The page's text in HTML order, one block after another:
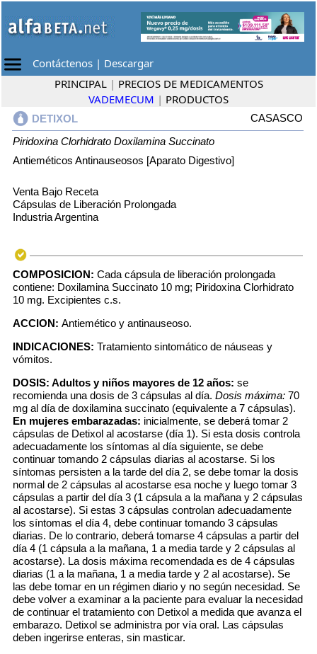
Contáctenos | Descargar
PRINCIPAL | PRECIOS DE MEDICAMENTOS
VADEMECUM | PRODUCTOS
DETIXOL
CASASCO
Piridoxina Clorhidrato Doxilamina Succinato
Antieméticos Antinauseosos [Aparato Digestivo]
Venta Bajo Receta
Cápsulas de Liberación Prolongada
Industria Argentina
COMPOSICION: Cada cápsula de liberación prolongada
contiene: Doxilamina Succinato 10 mg; Piridoxina Clorhidrato
10 mg. Excipientes c.s.
ACCION: Antiemético y antinauseoso.
INDICACIONES: Tratamiento sintomático de náuseas y
vómitos.
DOSIS: Adultos y niños mayores de 12 años: se
recomienda una dosis de 3 cápsulas al día. Dosis máxima: 70
mg al día de doxilamina succinato (equivalente a 7 cápsulas).
En mujeres embarazadas: inicialmente, se deberá tomar 2
cápsulas de Detixol al acostarse (día 1). Si esta dosis controla
adecuadamente los síntomas al día siguiente, se debe
continuar tomando 2 cápsulas diarias al acostarse. Si los
síntomas persisten a la tarde del día 2, se debe tomar la dosis
normal de 2 cápsulas al acostarse esa noche y luego tomar 3
cápsulas a partir del día 3 (1 cápsula a la mañana y 2 cápsulas
al acostarse). Si estas 3 cápsulas controlan adecuadamente
los síntomas el día 4, debe continuar tomando 3 cápsulas
diarias. De lo contrario, deberá tomarse 4 cápsulas a partir del
día 4 (1 cápsula a la mañana, 1 a media tarde y 2 cápsulas al
acostarse). La dosis máxima recomendada es de 4 cápsulas
diarias (1 a la mañana, 1 a media tarde y 2 al acostarse). Se
las debe tomar en un régimen diario y no según necesidad. Se
debe volver a examinar a la paciente para evaluar la necesidad
de continuar el tratamiento con Detixol a medida que avanza el
embarazo. Detixol se administra por vía oral. Las cápsulas
deben ingerirse enteras, sin masticar.